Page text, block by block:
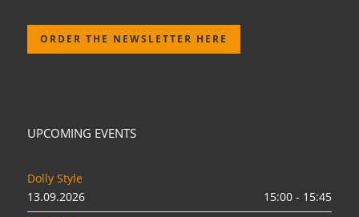
ORDER THE NEWSLETTER HERE
UPCOMING EVENTS
Dolly Style
13.09.2026
15:00 - 15:45